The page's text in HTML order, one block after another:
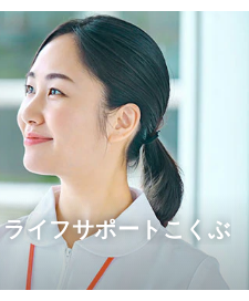
イフサポートこくぶ